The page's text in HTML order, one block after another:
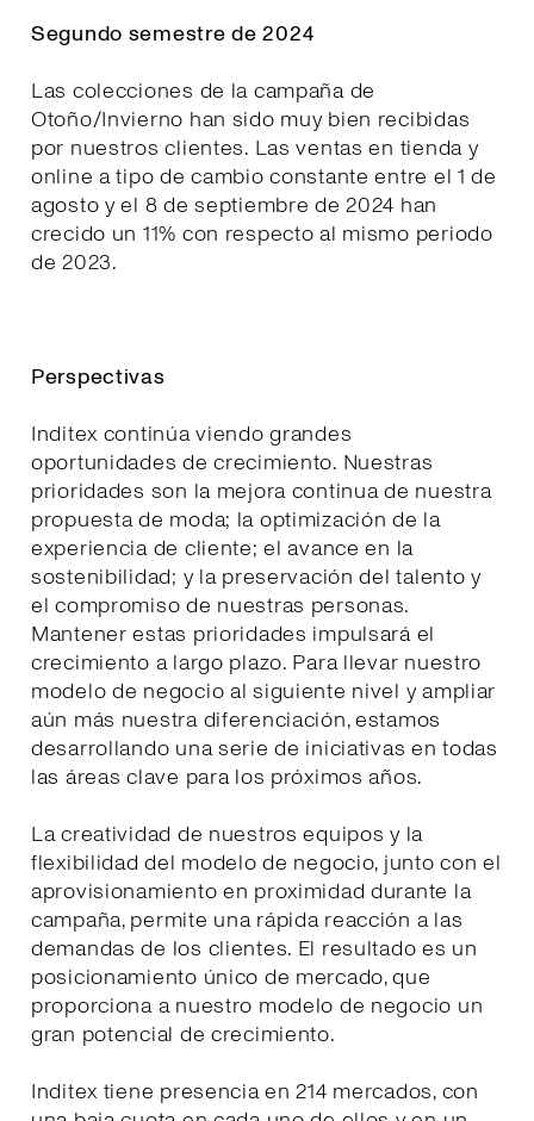
Segundo semestre de 2024
Las colecciones de la campaña de
Otoño/Invierno han sido muy bien recibidas
por nuestros clientes. Las ventas en tienda y
online a tipo de cambio constante entre el 1 de
agosto y el 8 de septiembre de 2024 han
crecido un 11% con respecto al mismo periodo
de 2023.
Perspectivas
Inditex continúa viendo grandes
oportunidades de crecimiento. Nuestras
prioridades son la mejora continua de nuestra
propuesta de moda; la optimización de la
experiencia de cliente; el avance en la
sostenibilidad; y la preservación del talento y
el compromiso de nuestras personas.
Mantener estas prioridades impulsará el
crecimiento a largo plazo. Para llevar nuestro
modelo de negocio al siguiente nivel y ampliar
aún más nuestra diferenciación, estamos
desarrollando una serie de iniciativas en todas
las áreas clave para los próximos años.
La creatividad de nuestros equipos y la
flexibilidad del modelo de negocio, junto con el
aprovisionamiento en proximidad durante la
campaña, permite una rápida reacción a las
demandas de los clientes. El resultado es un
posicionamiento único de mercado, que
proporciona a nuestro modelo de negocio un
gran potencial de crecimiento.
Inditex tiene presencia en 214 mercados, con